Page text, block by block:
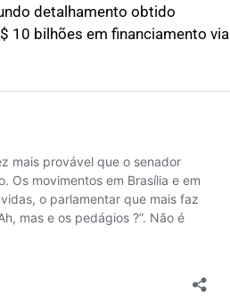
detalhamento obtido
10 bilhões em financiamento via